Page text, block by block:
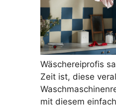
Wäschereiprofis
Zeit ist, diese
mit diesem